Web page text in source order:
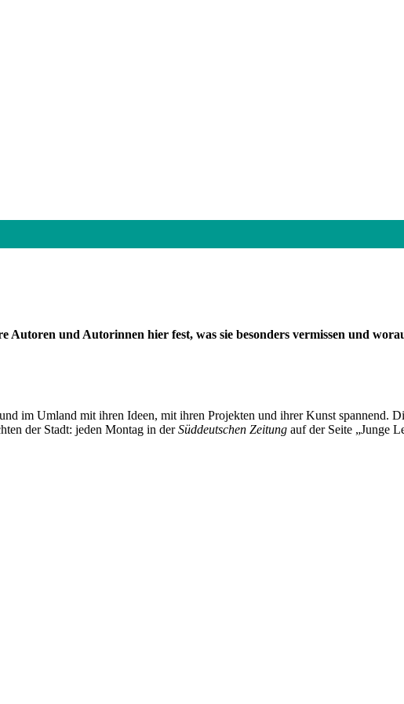
Autoren und Autorinnen hier fest, was sie besonders vermissen und
im Umland mit ihren Ideen, mit ihren Projekten und ihrer Kunst spannend.
der Stadt: jeden Montag in derSüddeutschen Zeitung auf der Seite „Junge